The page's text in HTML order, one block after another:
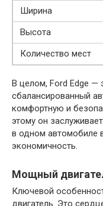
Ширина
Высота
Количество мест
В целом, Ford Edge —
сбалансированный
комфортную и
этому он
в одном автомобиле
экономичность.
Мощный
Ключевой
двигатель. Это